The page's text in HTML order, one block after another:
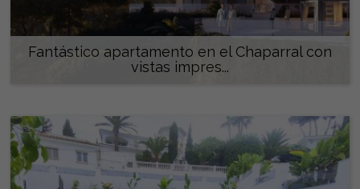
Fantástico apartamento en el Chaparral con
vistas impres...